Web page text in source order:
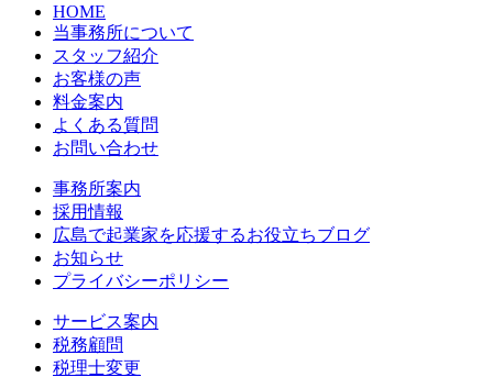
HOME
当事務所について
スタッフ紹介
お客様の声
料金案内
よくある質問
お問い合わせ
事務所案内
採用情報
広島で起業家を応援するお役立ちブログ
お知らせ
プライバシーポリシー
サービス案内
税務顧問
税理士変更